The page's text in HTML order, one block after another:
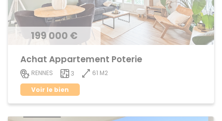
199 000 €
Achat Appartement Poterie
RENNES 3
61 M2
Voir le bien